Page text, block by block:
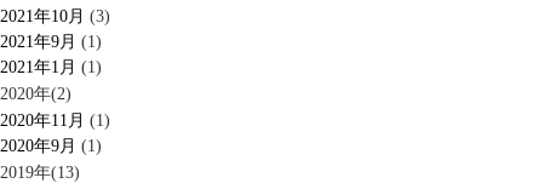
2021年10月 (3)
2021年9月 (1)
2021年1月 (1)
2020年(2)
2020年11月 (1)
2020年9月 (1)
2019年(13)